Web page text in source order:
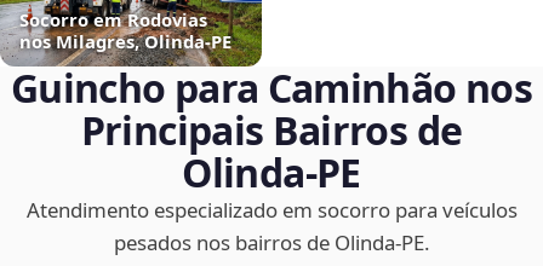
Socorro em Rodovias
nos Milagres, Olinda‑PE
Guincho para Caminhão nos
Principais Bairros de
Olinda‑PE
Atendimento especializado em socorro para veículos
pesados nos bairros de Olinda‑PE.